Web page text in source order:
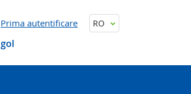
RO
Prima autentificare
gol